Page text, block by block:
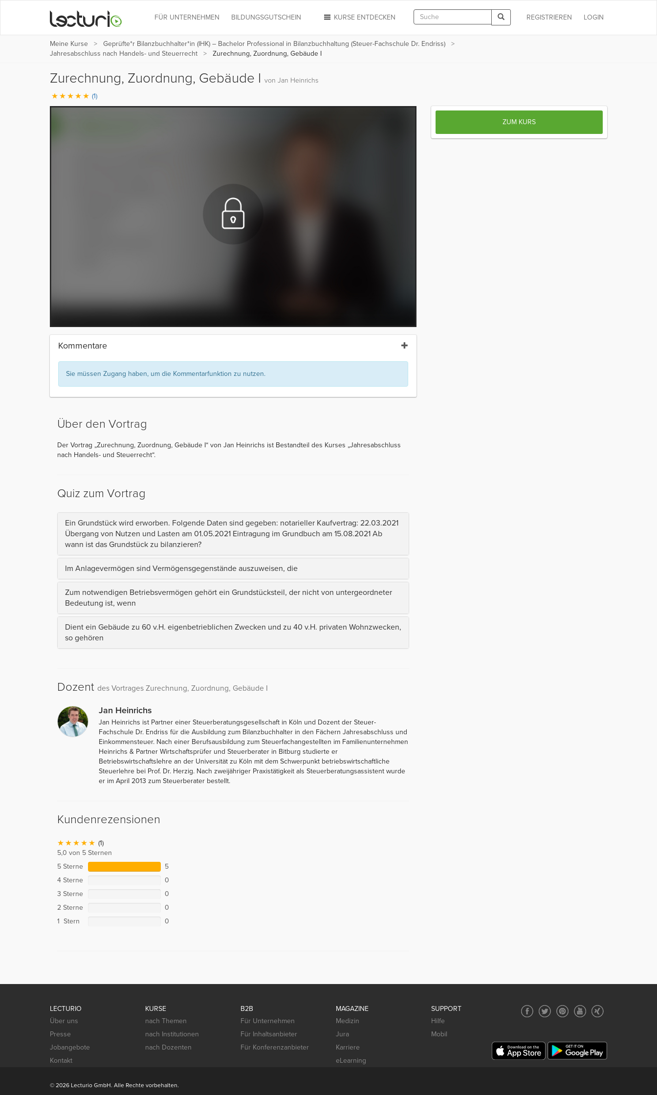
LOGIN
REGISTRIEREN
KURSE ENTDECKEN
FÜR UNTERNEHMEN BILDUNGSGUTSCHEIN
Meine Kurse
Geprüfte*r Bilanzbuchhalter*in (IHK) – Bachelor Professional in Bilanzbuchhaltung (Steuer-Fachschule Dr. Endriss)
Jahresabschluss nach Handels- und Steuerrecht
Zurechnung, Zuordnung, Gebäude I
Zurechnung, Zuordnung, Gebäude I von Jan Heinrichs
(1)
Kommentare
Sie müssen Zugang haben, um die Kommentarfunktion zu nutzen.
Über den Vortrag
Der Vortrag „Zurechnung, Zuordnung, Gebäude I“ von Jan Heinrichs ist Bestandteil des Kurses „Jahresabschluss
nach Handels- und Steuerrecht“.
Quiz zum Vortrag
Ein Grundstück wird erworben. Folgende Daten sind gegeben: notarieller Kaufvertrag: 22.03.2021
Übergang von Nutzen und Lasten am 01.05.2021 Eintragung im Grundbuch am 15.08.2021 Ab
wann ist das Grundstück zu bilanzieren?
Im Anlagevermögen sind Vermögensgegenstände auszuweisen, die
Zum notwendigen Betriebsvermögen gehört ein Grundstücksteil, der nicht von untergeordneter
Bedeutung ist, wenn
Dient ein Gebäude zu 60 v.H. eigenbetrieblichen Zwecken und zu 40 v.H. privaten Wohnzwecken,
so gehören
Dozent des Vortrages Zurechnung, Zuordnung, Gebäude I
Jan Heinrichs
Jan Heinrichs ist Partner einer Steuerberatungsgesellschaft in Köln und Dozent der Steuer-
Fachschule Dr. Endriss für die Ausbildung zum Bilanzbuchhalter in den Fächern Jahresabschluss und
Einkommensteuer. Nach einer Berufsausbildung zum Steuerfachangestellten im Familienunternehmen
Heinrichs & Partner Wirtschaftsprüfer und Steuerberater in Bitburg studierte er
Betriebswirtschaftslehre an der Universität zu Köln mit dem Schwerpunkt betriebswirtschaftliche
Steuerlehre bei Prof. Dr. Herzig. Nach zweijähriger Praxistätigkeit als Steuerberatungsassistent wurde
er im April 2013 zum Steuerberater bestellt.
Kundenrezensionen
(1)
5,0 von 5 Sternen
5 Sterne
5
4 Sterne
0
3 Sterne
0
2 Sterne
0
1 Stern
0
ZUM KURS
LECTURIO
Über uns
Presse
Jobangebote
Kontakt
KURSE
nach Themen
nach Institutionen
nach Dozenten
B2B
Für Unternehmen
Für Inhaltsanbieter
Für Konferenzanbieter
MAGAZINE
Medizin
Jura
Karriere
eLearning
SUPPORT
Hilfe
Mobil
© 2026 Lecturio GmbH. Alle Rechte vorbehalten.